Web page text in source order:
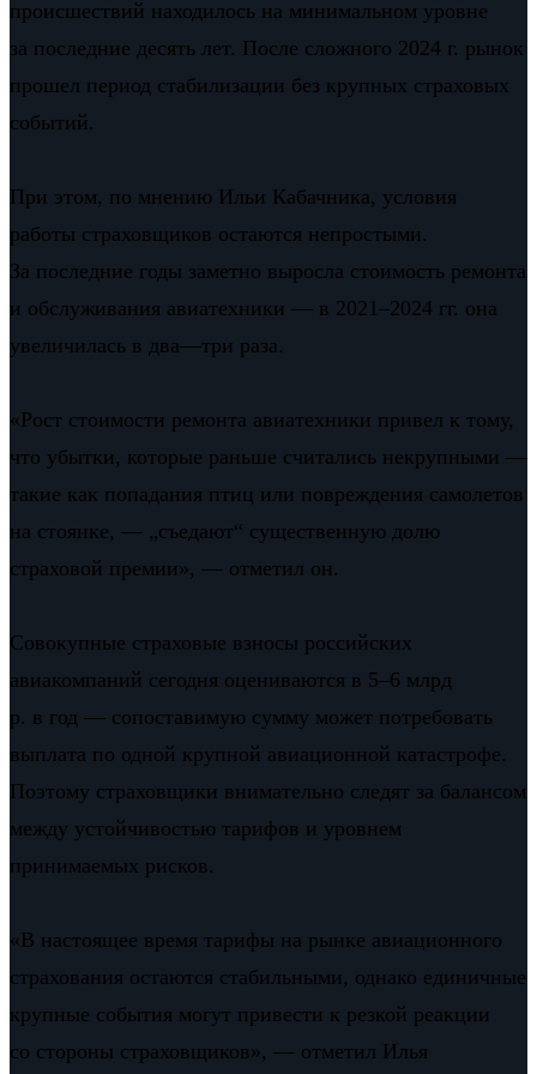
происшествий находилось на минимальном уровне
за последние десять лет. После сложного 2024 г. рынок
прошел период стабилизации без крупных страховых
событий.
При этом, по мнению Ильи Кабачника, условия
работы страховщиков остаются непростыми.
За последние годы заметно выросла стоимость ремонта
и обслуживания авиатехники — в 2021–2024 гг. она
увеличилась в два—три раза.
«Рост стоимости ремонта авиатехники привел к тому,
что убытки, которые раньше считались некрупными —
такие как попадания птиц или повреждения самолетов
на стоянке, — „съедают“ существенную долю
страховой премии», — отметил он.
Совокупные страховые взносы российских
авиакомпаний сегодня оцениваются в 5–6 млрд
р. в год — сопоставимую сумму может потребовать
выплата по одной крупной авиационной катастрофе.
Поэтому страховщики внимательно следят за балансом
между устойчивостью тарифов и уровнем
принимаемых рисков.
«В настоящее время тарифы на рынке авиационного
страхования остаются стабильными, однако единичные
крупные события могут привести к резкой реакции
со стороны страховщиков», — отметил Илья